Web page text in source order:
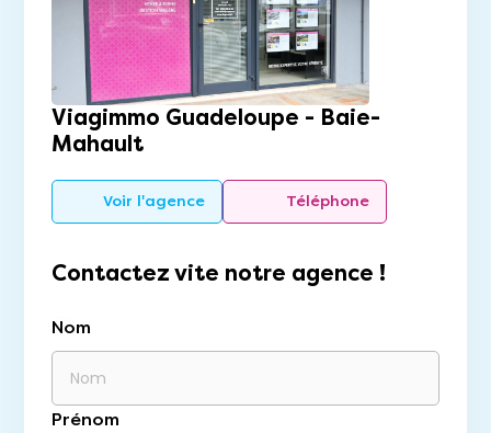
Viagimmo Guadeloupe - Baie-
Mahault
Voir l'agence Téléphone
Contactez vite notre agence !
Nom
Prénom